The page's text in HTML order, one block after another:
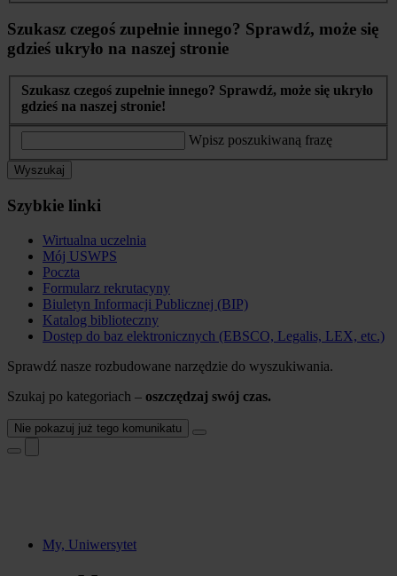
Szukasz czegoś zupełnie innego? Sprawdź, może się
gdzieś ukryło na naszej stronie
Szukasz czegoś zupełnie innego? Sprawdź, może się ukryło
gdzieś na naszej stronie!
Wpisz poszukiwaną frazę
Wyszukaj
Szybkie linki
Wirtualna uczelnia
Mój USWPS
Poczta
Formularz rekrutacyny
Biuletyn Informacji Publicznej (BIP)
Katalog biblioteczny
Dostęp do baz elektronicznych (EBSCO, Legalis, LEX, etc.)
Sprawdź nasze rozbudowane narzędzie do wyszukiwania.
Szukaj po kategoriach – oszczędzaj swój czas.
Nie pokazuj już tego komunikatu
My, Uniwersytet